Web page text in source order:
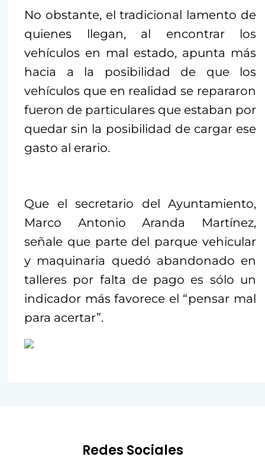
No obstante, el tradicional lamento de
quienes llegan, al encontrar los
vehículos en mal estado, apunta más
hacia a la posibilidad de que los
vehículos que en realidad se repararon
fueron de particulares que estaban por
quedar sin la posibilidad de cargar ese
gasto al erario.
Que el secretario del Ayuntamiento,
Marco Antonio Aranda Martínez,
señale que parte del parque vehicular
y maquinaria quedó abandonado en
talleres por falta de pago es sólo un
indicador más favorece el “pensar mal
para acertar”.
Redes Sociales